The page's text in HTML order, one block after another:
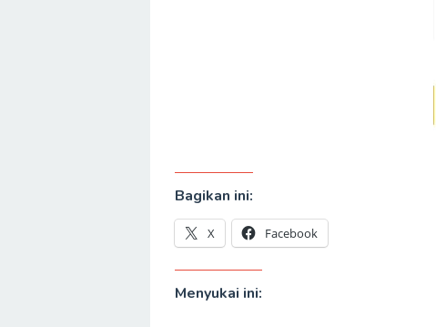
Bagikan ini:
X Facebook
Menyukai ini: